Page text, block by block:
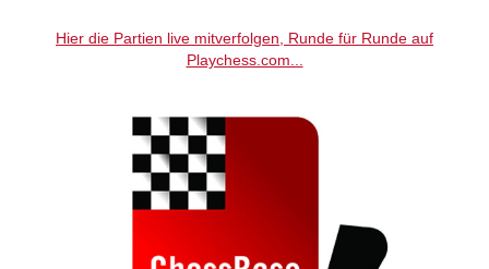
Hier die Partien live mitverfolgen, Runde für Runde auf
Playchess.com...